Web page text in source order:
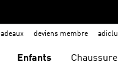
deviens membre
Enfants